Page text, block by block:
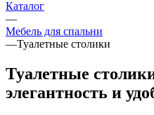
Каталог
—
Мебель для спальни
—Туалетные столики
Туалетные
элегантность и